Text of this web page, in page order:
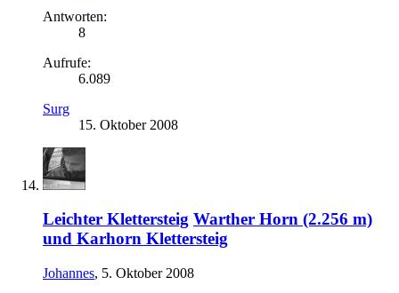
Antworten:
8
Aufrufe:
6.089
Surg
15. Oktober 2008
Leichter Klettersteig Warther Horn (2.256 m)
und Karhorn Klettersteig
Johannes, 5. Oktober 2008